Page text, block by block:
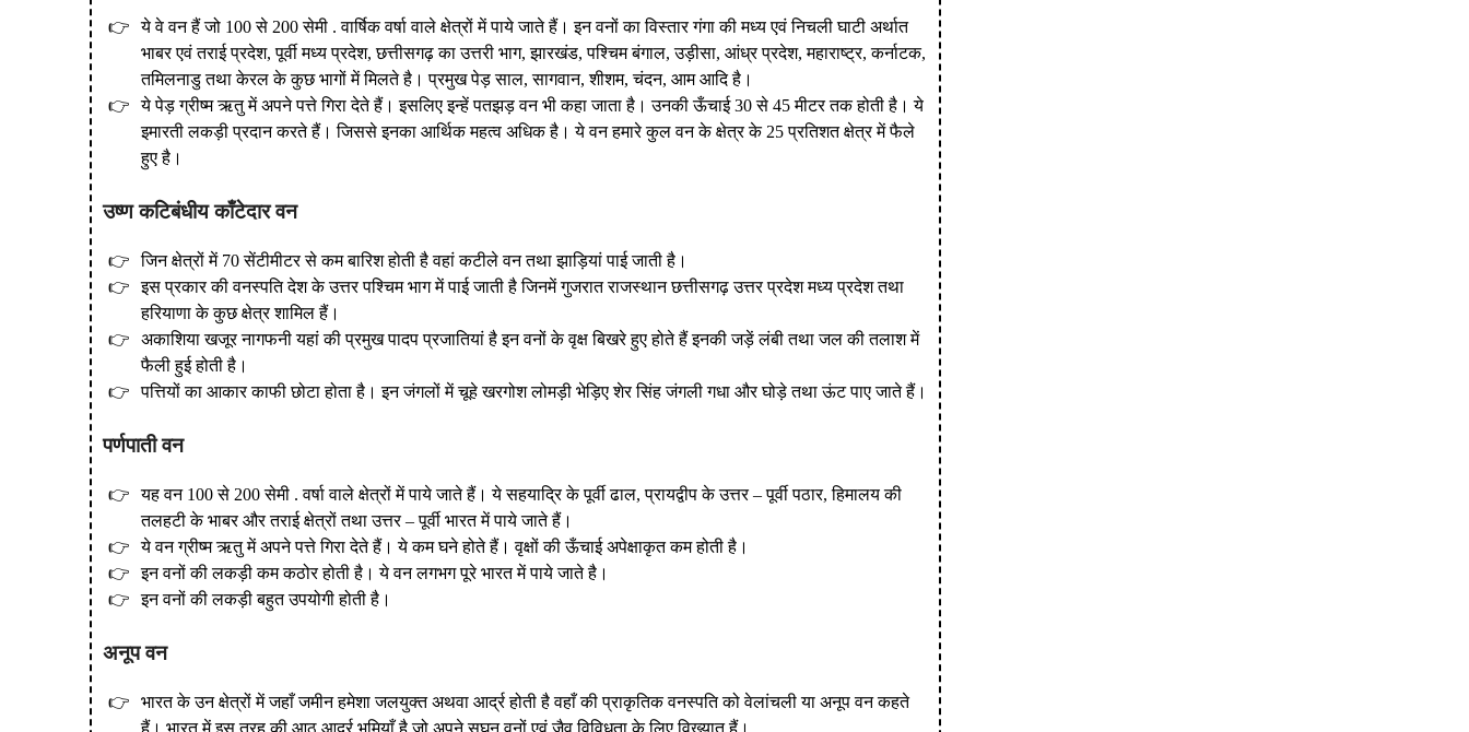
ये वे वन हैं जो 100 से 200 सेमी . वार्षिक वर्षा वाले क्षेत्रों में पाये जाते हैं। इन वनों का विस्तार गंगा की मध्य एवं निचली घाटी अर्थात
भाबर एवं तराई प्रदेश, पूर्वी मध्य प्रदेश, छत्तीसगढ़ का उत्तरी भाग, झारखंड, पश्चिम बंगाल, उड़ीसा, आंध्र प्रदेश, महाराष्ट्र, कर्नाटक,
तमिलनाडु तथा केरल के कुछ भागों में मिलते है। प्रमुख पेड़ साल, सागवान, शीशम, चंदन, आम आदि है।
ये पेड़ ग्रीष्म ऋतु में अपने पत्ते गिरा देते हैं। इसलिए इन्हें पतझड़ वन भी कहा जाता है। उनकी ऊँचाई 30 से 45 मीटर तक होती है। ये
इमारती लकड़ी प्रदान करते हैं। जिससे इनका आर्थिक महत्व अधिक है। ये वन हमारे कुल वन के क्षेत्र के 25 प्रतिशत क्षेत्र में फैले
हुए है।
उष्ण कटिबंधीय काँटेदार वन
जिन क्षेत्रों में 70 सेंटीमीटर से कम बारिश होती है वहां कटीले वन तथा झाड़ियां पाई जाती है।
इस प्रकार की वनस्पति देश के उत्तर पश्चिम भाग में पाई जाती है जिनमें गुजरात राजस्थान छत्तीसगढ़ उत्तर प्रदेश मध्य प्रदेश तथा
हरियाणा के कुछ क्षेत्र शामिल हैं।
अकाशिया खजूर नागफनी यहां की प्रमुख पादप प्रजातियां है इन वनों के वृक्ष बिखरे हुए होते हैं इनकी जड़ें लंबी तथा जल की तलाश में
फैली हुई होती है।
पत्तियों का आकार काफी छोटा होता है। इन जंगलों में चूहे खरगोश लोमड़ी भेड़िए शेर सिंह जंगली गधा और घोड़े तथा ऊंट पाए जाते हैं।
पर्णपाती वन
यह वन 100 से 200 सेमी . वर्षा वाले क्षेत्रों में पाये जाते हैं। ये सहयाद्रि के पूर्वी ढाल, प्रायद्वीप के उत्तर – पूर्वी पठार, हिमालय की
तलहटी के भाबर और तराई क्षेत्रों तथा उत्तर – पूर्वी भारत में पाये जाते हैं।
ये वन ग्रीष्म ऋतु में अपने पत्ते गिरा देते हैं। ये कम घने होते हैं। वृक्षों की ऊँचाई अपेक्षाकृत कम होती है।
इन वनों की लकड़ी कम कठोर होती है। ये वन लगभग पूरे भारत में पाये जाते है।
इन वनों की लकड़ी बहुत उपयोगी होती है।
अनूप वन
भारत के उन क्षेत्रों में जहाँ जमीन हमेशा जलयुक्त अथवा आर्द्र होती है वहाँ की प्राकृतिक वनस्पति को वेलांचली या अनूप वन कहते
हैं। भारत में इस तरह की आठ आर्द्र भूमियाँ है जो अपने सघन वनों एवं जैव विविधता के लिए विख्यात हैं।